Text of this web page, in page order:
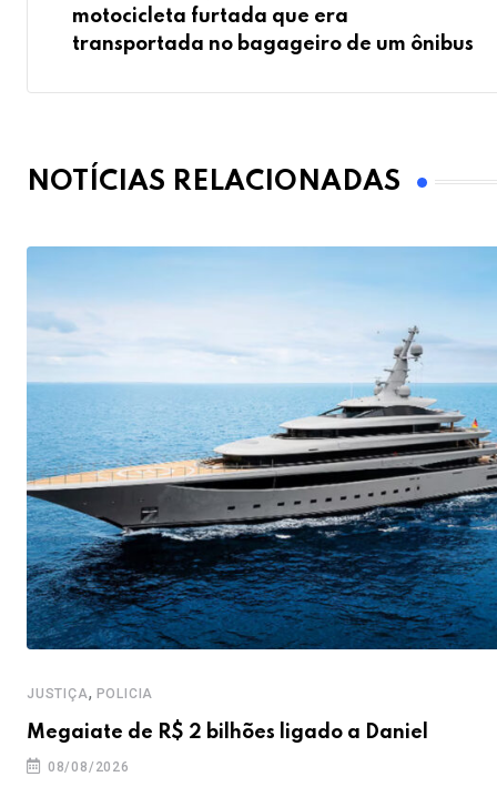
motocicleta furtada que era
transportada no bagageiro de um ônibus
NOTÍCIAS RELACIONADAS
JUSTIÇA, POLICIA
Megaiate de R$ 2 bilhões ligado a Daniel
08/08/2026